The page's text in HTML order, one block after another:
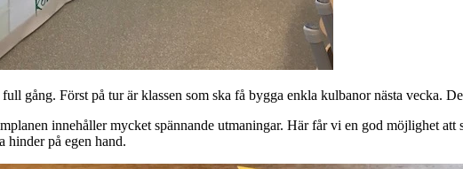
gång. Först på tur är klassen som ska få bygga enkla kulbanor nästa vecka.
innehåller mycket spännande utmaningar. Här får vi en god möjlighet
hinder på egen hand.